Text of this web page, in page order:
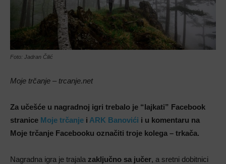
Foto: Jadran Čilić
Moje trčanje – trcanje.net
Za učešće u nagradnoj igri trebalo je “lajkati” Facebook
stranice Moje trčanje i ARK Banovići i u komentaru na
Moje trčanje Facebooku označiti troje kolega – trkača.
Nagradna igra je trajala zaključno sa jučer, a sretni dobitnici